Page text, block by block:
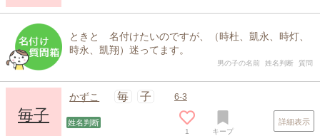
ときと 名付けたいのですが、（時杜、凱永、時灯、
時永、凱翔）迷ってます。
男の子の名前 姓名判断 質問
毎子
かずこ 毎 子 6-3
姓名判断
1 キープ
詳細表示